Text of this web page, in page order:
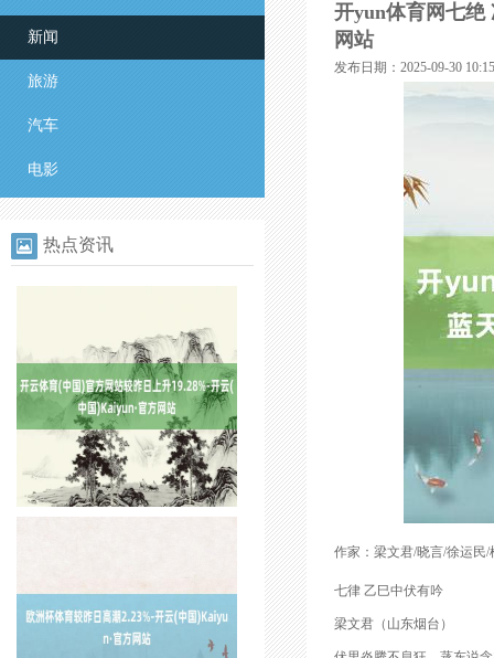
新闻
旅游
汽车
电影
热点资讯
开yun体育网七绝
网站
发布日期：2025-09-30
作家：梁文君/晓言/徐运民
七律 乙巳中伏有吟
梁文君（山东烟台）